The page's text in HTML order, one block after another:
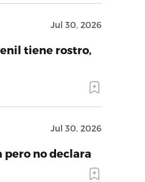
Jul 30, 2026
tiene rostro,
Jul 30, 2026
pero no declara